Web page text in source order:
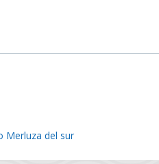
Merluza del sur